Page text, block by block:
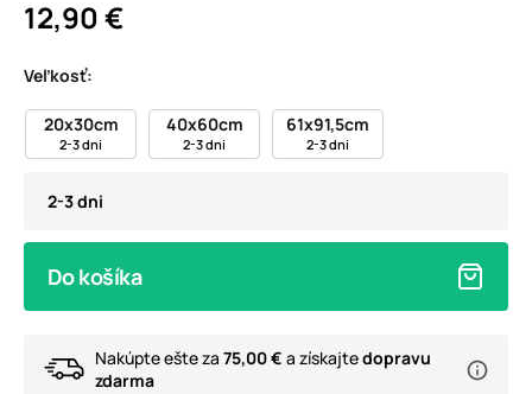
12,90 €
Veľkosť:
20x30cm
2-3 dni
40x60cm
2-3 dni
61x91,5cm
2-3 dni
2-3 dni
Do košíka
Nakúpte ešte za 75,00 € a získajtedopravu
zdarma